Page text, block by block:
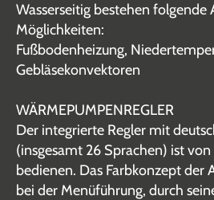
Wasserseitig bestehen folgende
Möglichkeiten:
Fußbodenheizung,
Gebläsekonvektoren
WÄRMEPUMPENREGLER
Der integrierte Regler mit
(insgesamt 26 Sprachen) ist
bedienen. Das Farbkonzept der
bei der Menüführung, durch